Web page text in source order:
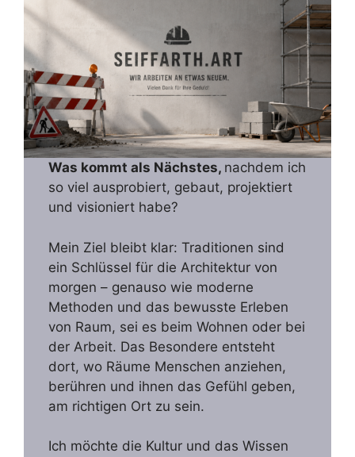
Was kommt als Nächstes, nachdem ich
so viel ausprobiert, gebaut, projektiert
und visioniert habe?
Mein Ziel bleibt klar: Traditionen sind
ein Schlüssel für die Architektur von
morgen – genauso wie moderne
Methoden und das bewusste Erleben
von Raum, sei es beim Wohnen oder bei
der Arbeit. Das Besondere entsteht
dort, wo Räume Menschen anziehen,
berühren und ihnen das Gefühl geben,
am richtigen Ort zu sein.
Ich möchte die Kultur und das Wissen